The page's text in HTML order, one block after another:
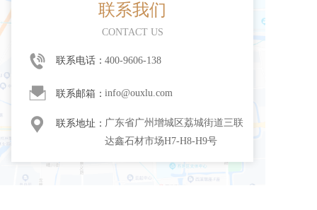
联系我们
CONTACT US
400-9606-138
联系电话：
info@ouxlu.com
联系邮箱：
广东省广州增城区荔城街道三联
达鑫石材市场H7-H8-H9号
联系地址：